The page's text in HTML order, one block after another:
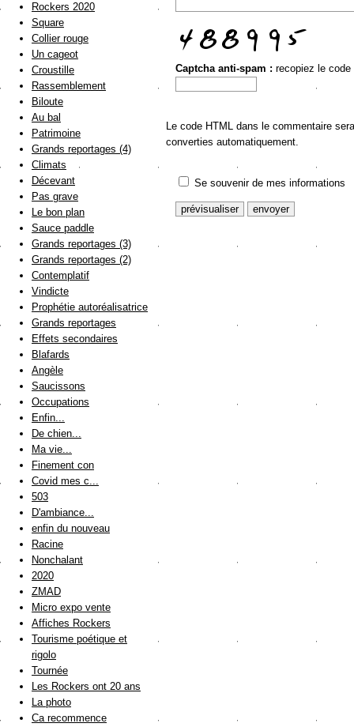
Captcha anti-spam : recopiez le code
Le code HTML dans le commentaire
converties automatiquement.
Se souvenir de mes informations
Rockers 2020
Square
Collier rouge
Un cageot
Croustille
Rassemblement
Biloute
Au bal
Patrimoine
Grands reportages (4)
Climats
Décevant
Pas grave
Le bon plan
Sauce paddle
Grands reportages (3)
Grands reportages (2)
Contemplatif
Vindicte
Prophétie autoréalisatrice
Grands reportages
Effets secondaires
Blafards
Angèle
Saucissons
Occupations
Enfin...
De chien...
Ma vie...
Finement con
Covid mes c...
503
D'ambiance...
enfin du nouveau
Racine
Nonchalant
2020
ZMAD
Micro expo vente
Affiches Rockers
Tourisme poétique et
rigolo
Tournée
Les Rockers ont 20 ans
La photo
Ca recommence